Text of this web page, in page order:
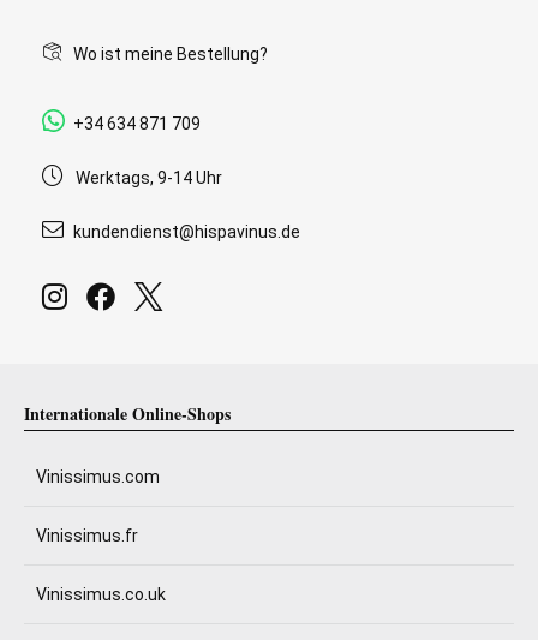
Wo ist meine Bestellung?
+34 634 871 709
Werktags, 9-14 Uhr
kundendienst@hispavinus.de
Internationale Online-Shops
Vinissimus.com
Vinissimus.fr
Vinissimus.co.uk